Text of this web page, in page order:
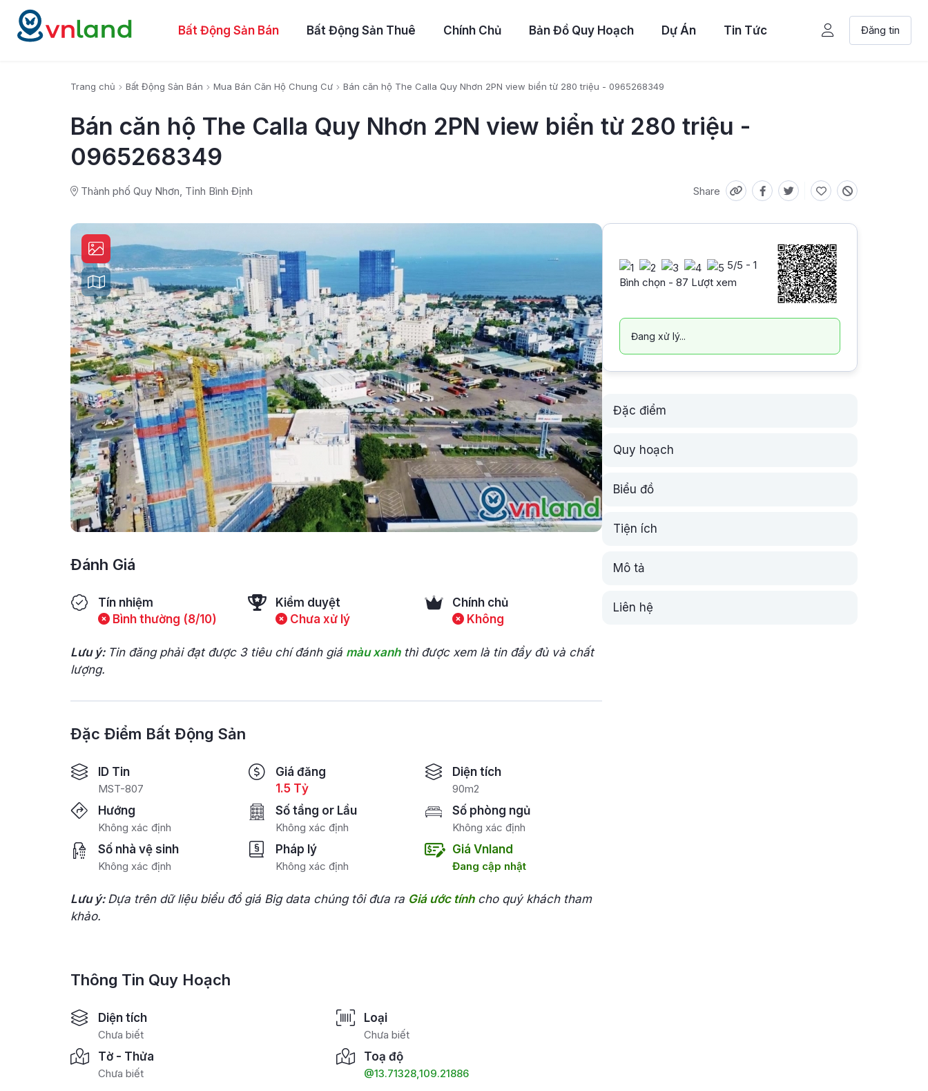
Bất Động Sản Bán Bất Động Sản Thuê Chính Chủ Bản Đồ Quy Hoạch Dự Án Tin Tức Đăng tin
Trang chủ Bất Động Sản Bán Mua Bán Căn Hộ Chung Cư Bán căn hộ The Calla Quy Nhơn 2PN view biển từ 280 triệu - 0965268349
Bán căn hộ The Calla Quy Nhơn 2PN view biển từ 280 triệu -
0965268349
Thành phố Quy Nhơn, Tỉnh Bình Định Share
Đánh Giá
Tín nhiệm
Bình thường (8/10)
Kiểm duyệt
Chưa xử lý
Chính chủ
Không
Lưu ý: Tin đăng phải đạt được 3 tiêu chí đánh giá màu xanhthì được xem là tin đầy đủ và chất
lượng.
Đặc Điểm Bất Động Sản
ID Tin
MST-807
Giá đăng
1.5 Tỷ
Diện tích
90m2
Hướng
Không xác định
Số tầng or Lầu
Không xác định
Số phòng ngủ
Không xác định
Số nhà vệ sinh
Không xác định
Pháp lý
Không xác định
Giá Vnland
Đang cập nhật
Lưu ý: Dựa trên dữ liệu biểu đồ giá Big data chúng tôi đưa ra Giá ước tínhcho quý khách tham
khảo.
Thông Tin Quy Hoạch
Diện tích
Chưa biết
Loại
Chưa biết
Tờ - Thửa
Chưa biết
Toạ độ
@13.71328,109.21886
5/5 - 1
Bình chọn - 87 Lượt xem
Đang xử lý...
Đặc điểm
Quy hoạch
Biểu đồ
Tiện ích
Mô tả
Liên hệ